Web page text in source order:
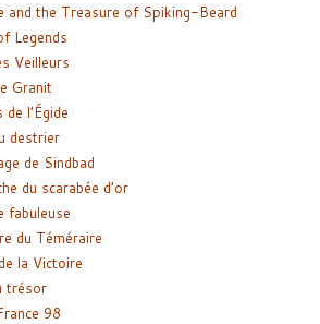
and the Treasure of Spiking-Beard
Legends
Veilleurs
Granit
l’Égide
destrier
de Sindbad
du scarabée d’or
fabuleuse
du Téméraire
la Victoire
trésor
98